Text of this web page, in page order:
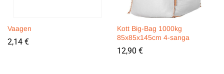
Vaagen
2,14 €
Kott Big-Bag 1000kg
85x85x145cm 4-sanga
12,90 €